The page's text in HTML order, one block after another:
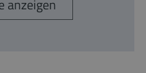
anzeigen